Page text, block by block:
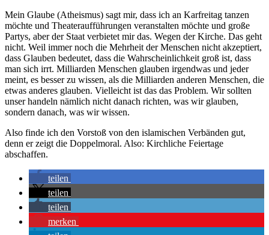
Mein Glaube (Atheismus) sagt mir, dass ich an Karfreitag tanzen
möchte und Theateraufführungen veranstalten möchte und große
Partys, aber der Staat verbietet mir das. Wegen der Kirche. Das geht
nicht. Weil immer noch die Mehrheit der Menschen nicht akzeptiert,
dass Glauben bedeutet, dass die Wahrscheinlichkeit groß ist, dass
man sich irrt. Milliarden Menschen glauben irgendwas und jeder
meint, es besser zu wissen, als die Milliarden anderen Menschen, die
etwas anderes glauben. Vielleicht ist das das Problem. Wir sollten
unser handeln nämlich nicht danach richten, was wir glauben,
sondern danach, was wir wissen.
Also finde ich den Vorstoß von den islamischen Verbänden gut,
denn er zeigt die Doppelmoral. Also: Kirchliche Feiertage
abschaffen.
teilen
teilen
teilen
merken